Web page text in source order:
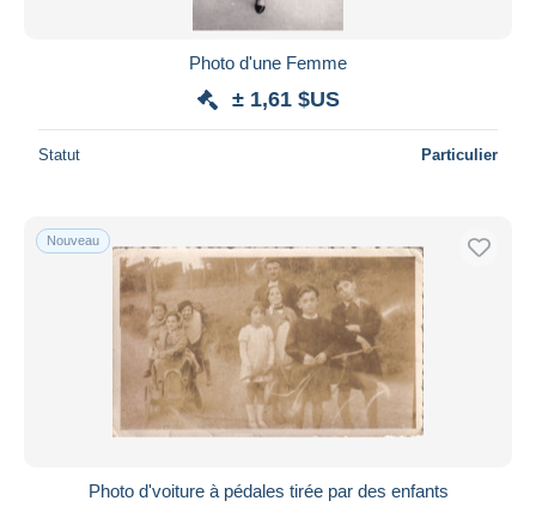
Photo d'une Femme
± 1,61 $US
Statut Particulier
Nouveau
Photo d'voiture à pédales tirée par des enfants